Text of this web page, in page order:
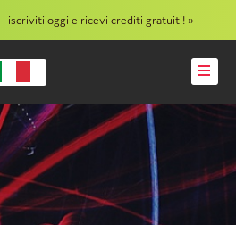
- iscriviti oggi e ricevi crediti gratuiti! »